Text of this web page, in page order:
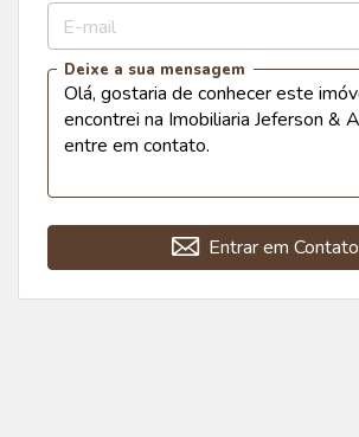
E-mail
Deixe a sua mensagem
Entrar em Contato